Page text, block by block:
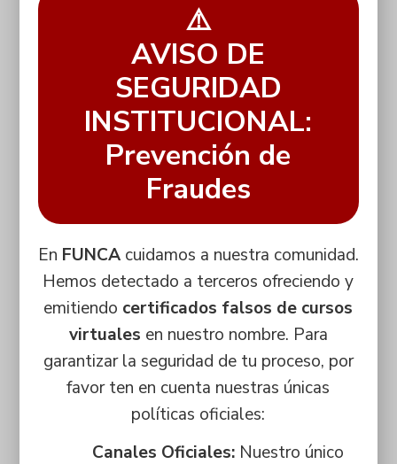
⚠️
AVISO DE
SEGURIDAD
INSTITUCIONAL:
Prevención de
Fraudes
En FUNCAcuidamos a nuestra comunidad.
Hemos detectado a terceros ofreciendo y
emitiendo certificados falsos de cursos
virtuales en nuestro nombre. Para
garantizar la seguridad de tu proceso, por
favor ten en cuenta nuestras únicas
políticas oficiales:
Canales Oficiales:Nuestro único